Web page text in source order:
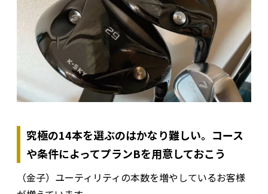
究極の14本を選ぶのはかなり難しい。コース
や条件によってプランBを用意しておこう
（金子）ユーティリティの本数を増やしているお客様